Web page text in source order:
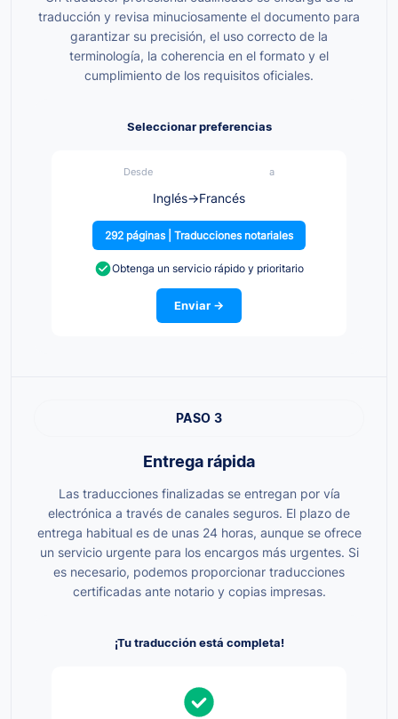
traducción y revisa minuciosamente el documento para
garantizar su precisión, el uso correcto de la
terminología, la coherencia en el formato y el
cumplimiento de los requisitos oficiales.
Seleccionar preferencias
Desde a
Inglés→Francés
292 páginas | Traducciones notariales
Obtenga un servicio rápido y prioritario
Enviar →
PASO 3
Entrega rápida
Las traducciones finalizadas se entregan por vía
electrónica a través de canales seguros. El plazo de
entrega habitual es de unas 24 horas, aunque se ofrece
un servicio urgente para los encargos más urgentes. Si
es necesario, podemos proporcionar traducciones
certificadas ante notario y copias impresas.
¡Tu traducción está completa!